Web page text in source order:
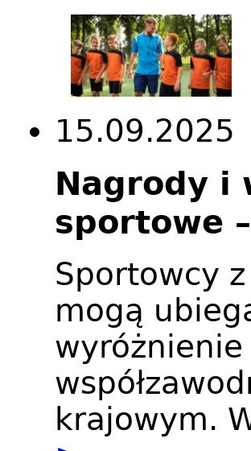
15.09.2025
Nagrody i
sportowe
Sportowcy
mogą
krajowym.